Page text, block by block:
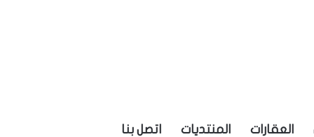
العقارات المنتديات اتصل بنا